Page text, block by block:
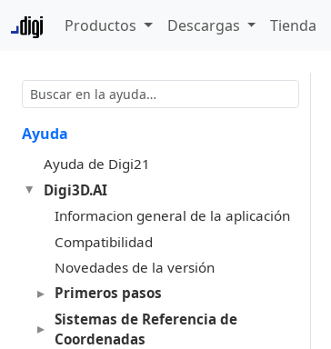
Productos Descargas Tienda
Ayuda
Ayuda de Digi21
Digi3D.AI
Informacion general de la aplicación
Compatibilidad
Novedades de la versión
Primeros pasos
Sistemas de Referencia de
Coordenadas